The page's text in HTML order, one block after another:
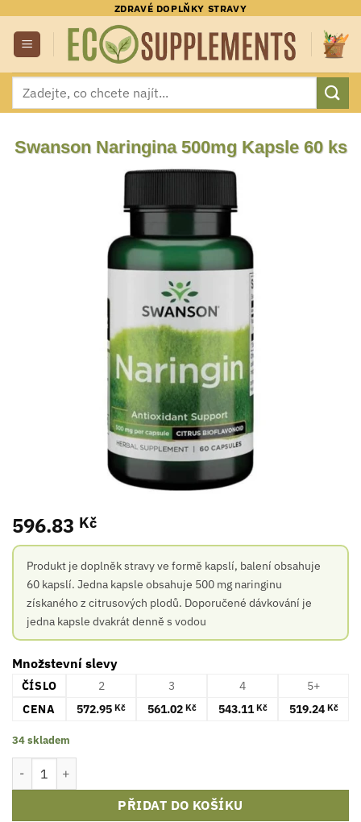
obsah
ZDRAVÉ DOPLŇKY STRAVY
Hledat:
Swanson Naringina 500mg Kapsle 60 ks
596.83 Kč
Produkt je doplněk stravy ve formě kapslí, balení obsahuje
60 kapslí. Jedna kapsle obsahuje 500 mg naringinu
získaného z citrusových plodů. Doporučené dávkování je
jedna kapsle dvakrát denně s vodou
Množstevní slevy
ČÍSLO 2 3 4
5+
CENA
572.95 Kč 561.02 Kč 543.11Kč 519.24 Kč
34 skladem
Swanson Naringina 500mg Kapsle 60 ks množství
PŘIDAT DO KOŠÍKU